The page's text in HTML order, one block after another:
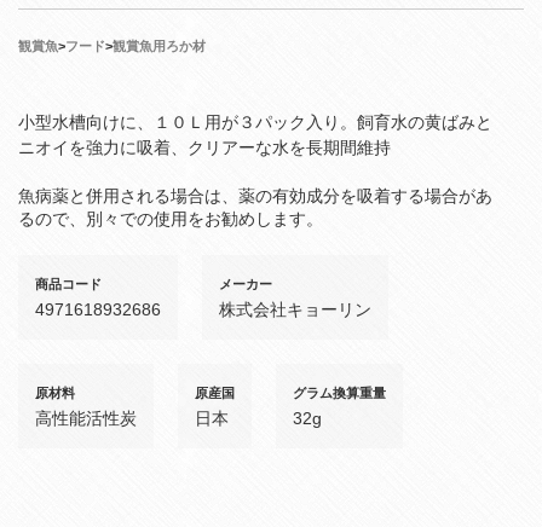
観賞魚>フード>観賞魚用ろか材
小型水槽向けに、１０Ｌ用が３パック入り。飼育水の黄ばみと
ニオイを強力に吸着、クリアーな水を長期間維持
魚病薬と併用される場合は、薬の有効成分を吸着する場合があ
るので、別々での使用をお勧めします。
商品コード
4971618932686
メーカー
株式会社キョーリン
原材料
高性能活性炭
原産国
日本
グラム換算重量
32g